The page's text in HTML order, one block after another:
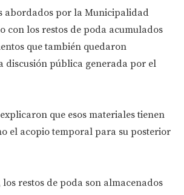
abordados por la Municipalidad
con los restos de poda acumulados
que también quedaron
discusión pública generada por el
que esos materiales tienen
el acopio temporal para su posterior
restos de poda son almacenados